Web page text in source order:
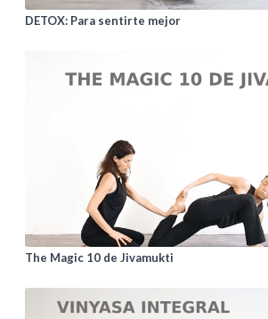
DETOX: Para sentirte mejor
The Magic 10 de Jivamukti